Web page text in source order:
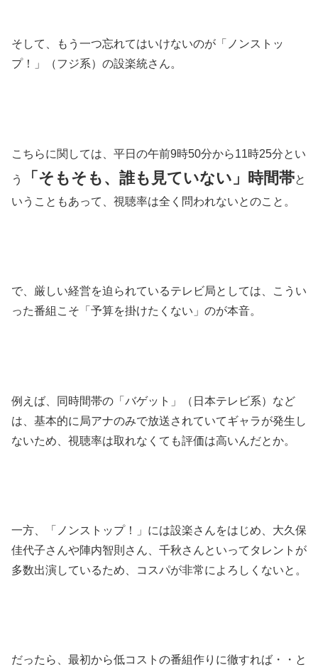
そして、もう一つ忘れてはいけないのが「ノンストッ
プ！」（フジ系）の設楽統さん。
こちらに関しては、平日の午前9時50分から11時25分とい
う 「そもそも、誰も見ていない」時間帯と
いうこともあって、視聴率は全く問われないとのこと。
で、厳しい経営を迫られているテレビ局としては、こうい
った番組こそ「予算を掛けたくない」のが本音。
例えば、同時間帯の「バゲット」（日本テレビ系）など
は、基本的に局アナのみで放送されていてギャラが発生し
ないため、視聴率は取れなくても評価は高いんだとか。
一方、「ノンストップ！」には設楽さんをはじめ、大久保
佳代子さんや陣内智則さん、千秋さんといってタレントが
多数出演しているため、コスパが非常によろしくないと。
だったら、最初から低コストの番組作りに徹すれば・・と